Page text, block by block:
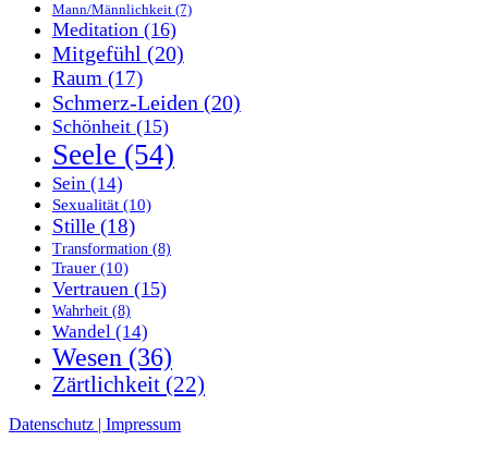
Mann/Männlichkeit (7)
Meditation (16)
Mitgefühl (20)
Raum (17)
Schmerz-Leiden (20)
Schönheit (15)
Seele (54)
Sein (14)
Sexualität (10)
Stille (18)
Transformation (8)
Trauer (10)
Vertrauen (15)
Wahrheit (8)
Wandel (14)
Wesen (36)
Zärtlichkeit (22)
Datenschutz | Impressum